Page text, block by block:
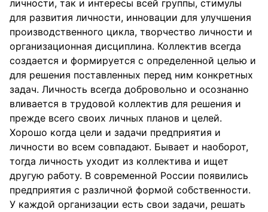
личности, так и интересы всей группы, стимулы
для развития личности, инновации для улучшения
производственного цикла, творчество личности и
организационная дисциплина. Коллектив всегда
создается и формируется с определенной целью и
для решения поставленных перед ним конкретных
задач. Личность всегда добровольно и осознанно
вливается в трудовой коллектив для решения и
прежде всего своих личных планов и целей.
Хорошо когда цели и задачи предприятия и
личности во всем совпадают. Бывает и наоборот,
тогда личность уходит из коллектива и ищет
другую работу. В современной России появились
предприятия с различной формой собственности.
У каждой организации есть свои задачи, решать